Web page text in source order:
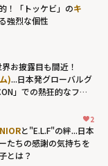
！「トッケビ」のキ
強烈な個性
お披露目も間近！
)...日本発グローバルグ
」での熱狂的なファ
2
と"E.L.F"の絆...日本
たちの感謝の気持ちを
とは？